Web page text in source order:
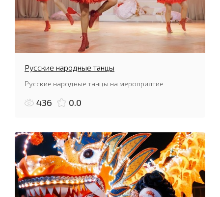
Русские народные танцы
Русские народные танцы на мероприятие
436 0.0